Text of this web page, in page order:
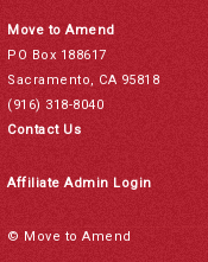
Move to Amend
PO Box 188617
Sacramento, CA 95818
(916) 318-8040
Contact Us
Affiliate Admin Login
© Move to Amend